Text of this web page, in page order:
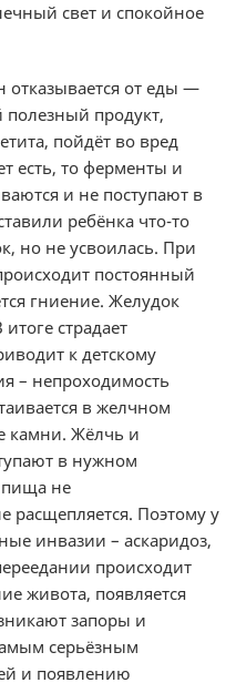
свет и спокойное
отказывается от еды —
продукт,
пойдёт во вред
есть, то ферменты и
и не поступают в
ребёнка что-то
но не усвоилась. При
постоянный
гниение. Желудок
страдает
к детскому
– непроходимость
в желчном
камни. Жёлчь и
в нужном
пища не
расщепляется. Поэтому у
инвазии – аскаридоз,
происходит
живота, появляется
запоры и
серьёзным
и появлению